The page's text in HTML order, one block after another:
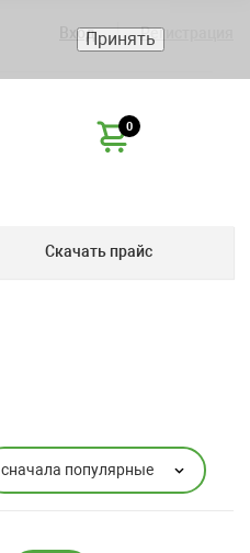
Вход Регистрация
0
Скачать прайс
сначала популярные
Принять